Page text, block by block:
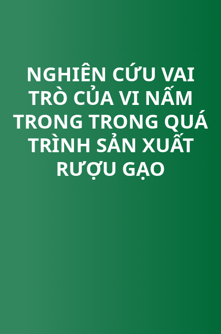
NGHIÊN CỨU VAI
TRÒ CỦA VI NẤM
TRONG TRONG QUÁ
TRÌNH SẢN XUẤT
RƯỢU GẠO